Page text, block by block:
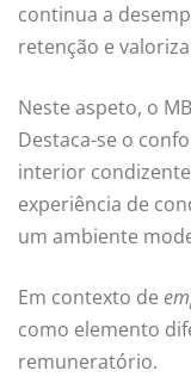
continua a
retenção e
Neste aspeto, o
Destaca-se o
interior
experiência de
um ambiente
Em contexto de
como elemento
remuneratório.